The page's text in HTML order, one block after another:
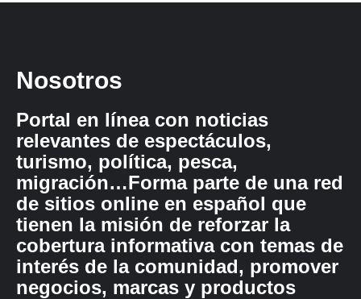
Nosotros
Portal en línea con noticias
relevantes de espectáculos,
turismo, política, pesca,
migración…Forma parte de una red
de sitios online en español que
tienen la misión de reforzar la
cobertura informativa con temas de
interés de la comunidad, promover
negocios, marcas y productos